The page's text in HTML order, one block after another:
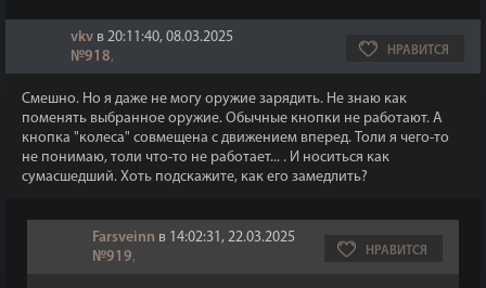
vkv в 20:11:40, 08.03.2025
№918, НРАВИТСЯ
Смешно. Но я даже не могу оружие зарядить. Не знаю как
поменять выбранное оружие. Обычные кнопки не работают. А
кнопка "колеса" совмещена с движением вперед. Толи я чего-то
не понимаю, толи что-то не работает... . И носиться как
сумасшедший. Хоть подскажите, как его замедлить?
Farsveinn в 14:02:31, 22.03.2025
№919, НРАВИТСЯ